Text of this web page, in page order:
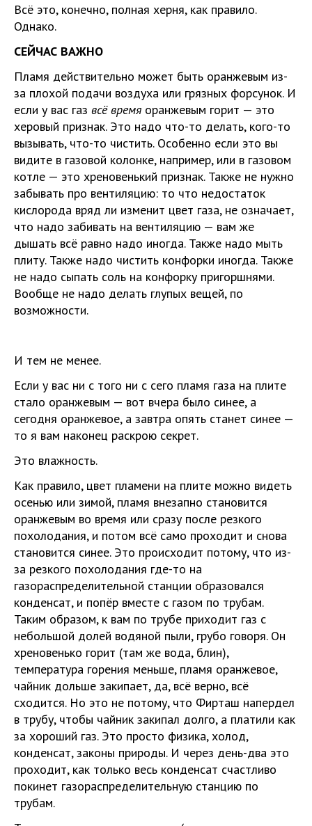
Всё это, конечно, полная херня, как правило.
Однако.
СЕЙЧАС ВАЖНО
Пламя действительно может быть оранжевым из-
за плохой подачи воздуха или грязных форсунок. И
если у вас газ всё время оранжевым горит — это
херовый признак. Это надо что-то делать, кого-то
вызывать, что-то чистить. Особенно если это вы
видите в газовой колонке, например, или в газовом
котле — это хреновенький признак. Также не нужно
забывать про вентиляцию: то что недостаток
кислорода вряд ли изменит цвет газа, не означает,
что надо забивать на вентиляцию — вам же
дышать всё равно надо иногда. Также надо мыть
плиту. Также надо чистить конфорки иногда. Также
не надо сыпать соль на конфорку пригоршнями.
Вообще не надо делать глупых вещей, по
возможности.
И тем не менее.
Если у вас ни с того ни с сего пламя газа на плите
стало оранжевым — вот вчера было синее, а
сегодня оранжевое, а завтра опять станет синее —
то я вам наконец раскрою секрет.
Это влажность.
Как правило, цвет пламени на плите можно видеть
осенью или зимой, пламя внезапно становится
оранжевым во время или сразу после резкого
похолодания, и потом всё само проходит и снова
становится синее. Это происходит потому, что из-
за резкого похолодания где-то на
газораспределительной станции образовался
конденсат, и попёр вместе с газом по трубам.
Таким образом, к вам по трубе приходит газ с
небольшой долей водяной пыли, грубо говоря. Он
хреновенько горит (там же вода, блин),
температура горения меньше, пламя оранжевое,
чайник дольше закипает, да, всё верно, всё
сходится. Но это не потому, что Фирташ напердел
в трубу, чтобы чайник закипал долго, а платили как
за хороший газ. Это просто физика, холод,
конденсат, законы природы. И через день-два это
проходит, как только весь конденсат счастливо
покинет газораспределительную станцию по
трубам.